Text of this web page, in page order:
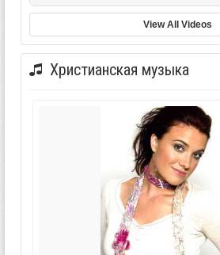
View All Videos
Христианская музыка